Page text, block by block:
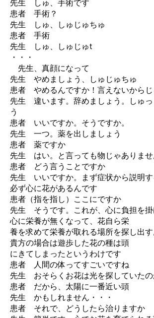
先生 しゅ、手術です
患者 手術？
先生 しゅ、しゅじゅちゅ
患者 手術
先生 しゅ、しゅじゅt
・・・
先生、真顔になって
先生 やめましょう、しゅじゅちゅ
患者 やめるんですか！言えないからじ
先生 違います。辞めましょう。しゅっ
う
患者 いいですか。そうですか。
先生 一つ。薬を出しましょう
患者 薬ですか
先生 はい。と言っても物じゃありま
患者 どう言うことですか
先生 いいですか。まず症状から説明
必ず心に花があるんです
患者（指を指し）ここにですか
先生 そうです。これが、心に負担を掛
心に栄養が無くなって、花自ら栄
養を求めて栄養が取れる場所を探し出す
貴方の場合は遊歩した花の種は頭
にきてしまったというわけです
患者 人間の体ってすごいですね
先生 おそらくお花は光を探していた
患者 だから、太陽に一番近い頭
先生 かもしれません・・・
患者 それで、どうしたら治りますか